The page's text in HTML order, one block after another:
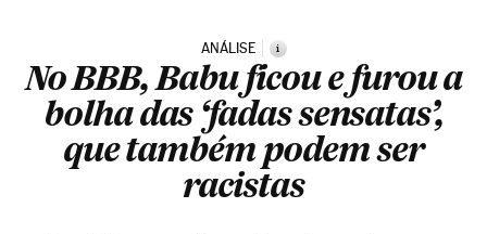
ANÁLISE i
No BBB, Babu ficou e furou a
bolha das ‘fadas sensatas’,
que também podem ser
racistas